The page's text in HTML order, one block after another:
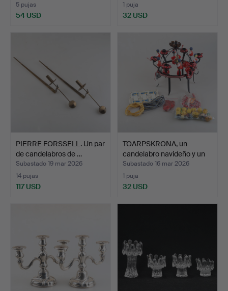
5 pujas
54 USD
1 puja
32 USD
PIERRE FORSSELL. Un par
de candelabros de …
Subastado 19 mar 2026
14 pujas
117 USD
TOARPSKRONA, un
candelabro navideño y un
c…
Subastado 16 mar 2026
1 puja
32 USD